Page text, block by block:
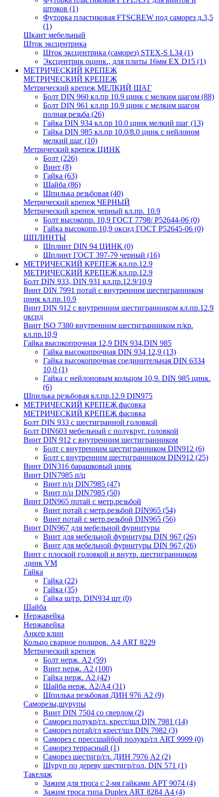
штоков (1)
Футорка пластиковая FTSCREW под саморез д.3,5
(1)
Шкант мебельный
Шток эксцентрика
Шток эксцентрика (саморез) STEX-S L34 (1)
Эксцентрик оцинк., для плиты 16мм EX D15 (1)
МЕТРИЧЕСКИЙ КРЕПЕЖ
МЕТРИЧЕСКИЙ КРЕПЕЖ
Метрический крепеж МЕЛКИЙ ШАГ
Болт DIN 960 кл.пр 10.9 цинк с мелким шагом (88)
Болт DIN 961 кл.пр 10.9 цинк с мелким шагом
полная резьба (26)
Гайка DIN 934 кл.пр 10.0 цинк мелкий шаг (13)
Гайка DIN 985 кл.пр 10.0/8.0 цинк с нейлоном
мелкий шаг (10)
Метрический крепеж ЦИНК
Болт (226)
Винт (8)
Гайка (63)
Шайба (86)
Шпилька резьбовая (40)
Метрический крепеж ЧЕРНЫЙ
Метрический крепеж черный кл.пр. 10.9
Болт высокопр. 10,9 ГОСТ 7798/ Р52644-06 (0)
Гайка высокопр.10,9 оксид ГОСТ Р52645-06 (0)
ШПЛИНТЫ
Шплинт DIN 94 ЦИНК (0)
Шплинт ГОСТ 397-79 черный (16)
МЕТРИЧЕСКИЙ КРЕПЕЖ кл.пр.12.9
МЕТРИЧЕСКИЙ КРЕПЕЖ кл.пр.12.9
Болт DIN 933, DIN 931 кл.пр.12.9/10,9
Винт DIN 7991 потай с внутренним шестигранником
цинк кл.пр.10.9
Винт DIN 912 с внутренним шестигранником кл.пр.12.9
оксид
Винт ISO 7380 внутренним шестигранником п/кр.
кл.пр.10,9
Гайка высокопрочная 12,9 DIN 934,DIN 985
Гайка высокопрочная DIN 934 12,9 (13)
Гайка высокопрочная соединительная DIN 6334
10,0 (1)
Гайка с нейлоновым кольцом 10,9. DIN 985 цинк.
(6)
Шпилька резьбовая кл.пр.12.9 DIN975
МЕТРИЧЕСКИЙ КРЕПЕЖ фасовка
МЕТРИЧЕСКИЙ КРЕПЕЖ фасовка
Болт DIN 933 с шестигранной головкой
Болт DIN603 мебельный с полукруг. головкой
Винт DIN 912 с внутренним шестигранником
Болт с внутренним шестигранником DIN912 (6)
Болт с внутренним шестигранником DIN912 (25)
Винт DIN316 барашковый цинк
Винт DIN7985 п/ц
Винт п/ц DIN7985 (47)
Винт п/ц DIN7985 (50)
Винт DIN965 потай с метр.резьбой
Винт потай с метр.резьбой DIN965 (54)
Винт потай с метр.резьбой DIN965 (56)
Винт DIN967 для мебельной фурнитуры
Винт для мебельной фурнитуры DIN 967 (26)
Винт для мебельной фурнитуры DIN 967 (26)
Винт с плоской головкой и внутр. шестигранником
,цинк VM
Гайка
Гайка (22)
Гайка (35)
Гайка ш/гр. DIN934 шт (0)
Шайба
Нержавейка
Нержавейка
Анкер клин
Кольцо сварное полиров. А4 ART 8229
Метрический крепеж
Болт нерж. А2 (59)
Винт нерж. А2 (100)
Гайка нерж. А2 (42)
Шайба нерж. А2/А4 (31)
Шпилька резьбовая ДИН 976 А2 (9)
Саморезы,шурупы
Винт DIN 7504 со сверлом (2)
Саморез полукр/гл. крест/шл DIN 7981 (14)
Саморез потай/гл крест/шл DIN 7982 (3)
Саморез с прессшайбой полукр/гл ART 9999 (0)
Саморез террасный (1)
Саморез шестигр/гл. ДИН 7976 А2 (2)
Шуруп по дереву шестигр/гол. DIN 571 (1)
Такелаж
Зажим для троса с 2-мя гайками АРТ 9074 (4)
Зажим троса типа Duplex ART 8284 А4 (4)